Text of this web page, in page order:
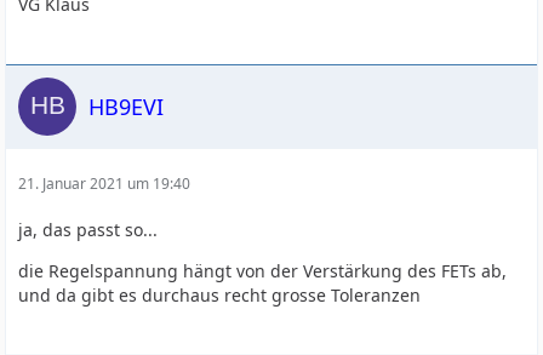
HB9EVI
21. Januar 2021 um 19:40
ja, das passt so...
die Regelspannung hängt von der Verstärkung des FETs ab,
und da gibt es durchaus recht grosse Toleranzen